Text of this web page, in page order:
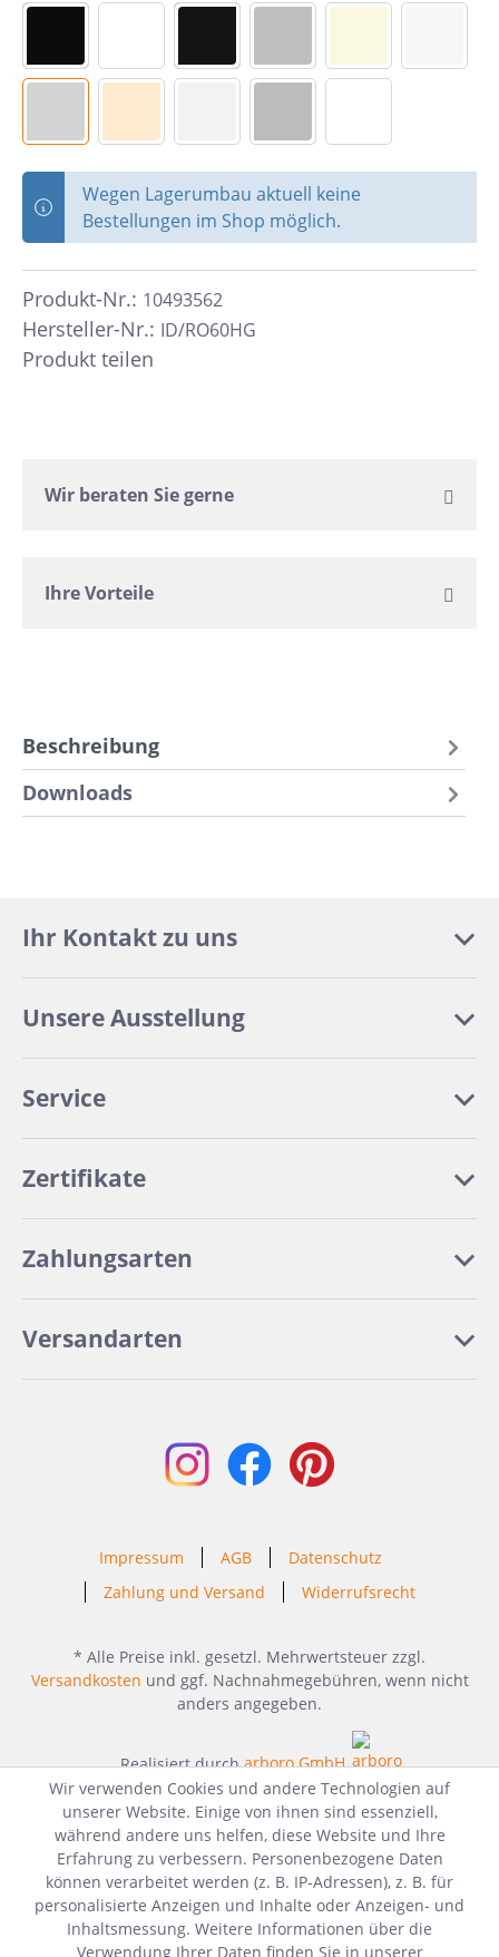
Wegen Lagerumbau aktuell keine
Bestellungen im Shop möglich.
Hersteller-Nr.: ID/RO60HG
Produkt-Nr.: 10493562
Produkt teilen
Wir beraten Sie gerne
Ihre Vorteile
Beschreibung
Downloads
Ihr Kontakt zu uns
Unsere Ausstellung
Service
Zertifikate
Zahlungsarten
Versandarten
Impressum AGB
Datenschutz
Zahlung und Versand
Widerrufsrecht
* Alle Preise inkl. gesetzl. Mehrwertsteuer zzgl.
Versandkosten und ggf. Nachnahmegebühren, wenn nicht
anders angegeben.
Realisiert durcharboro GmbH
Wir verwenden Cookies und andere Technologien auf
unserer Website. Einige von ihnen sind essenziell,
während andere uns helfen, diese Website und Ihre
Erfahrung zu verbessern. Personenbezogene Daten
können verarbeitet werden (z. B. IP-Adressen), z. B. für
personalisierte Anzeigen und Inhalte oder Anzeigen- und
Inhaltsmessung. Weitere Informationen über die
Verwendung Ihrer Daten finden Sie in unserer